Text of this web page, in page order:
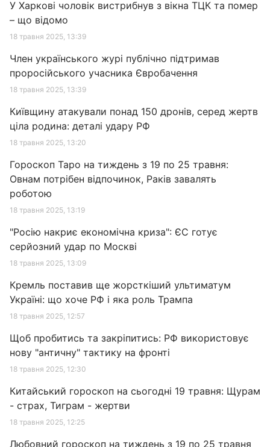
У Харкові чоловік вистрибнув з вікна ТЦК та помер
– що відомо
18 травня 2025, 13:39
Член українського журі публічно підтримав
проросійського учасника Євробачення
18 травня 2025, 13:39
Київщину атакували понад 150 дронів, серед жертв
ціла родина: деталі удару РФ
18 травня 2025, 13:20
Гороскоп Таро на тиждень з 19 по 25 травня:
Овнам потрібен відпочинок, Раків завалять
роботою
18 травня 2025, 13:19
"Росію накриє економічна криза": ЄС готує
серйозний удар по Москві
18 травня 2025, 13:09
Кремль поставив ще жорсткіший ультиматум
Україні: що хоче РФ і яка роль Трампа
18 травня 2025, 12:57
Щоб пробитись та закріпитись: РФ використовує
нову "античну" тактику на фронті
18 травня 2025, 12:30
Китайський гороскоп на сьогодні 19 травня: Щурам
- страх, Тиграм - жертви
18 травня 2025, 12:25
Любовний гороскоп на тиждень з 19 по 25 травня